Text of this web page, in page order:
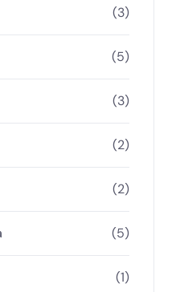
(3)
(5)
(3)
(2)
(2)
(5)
(1)